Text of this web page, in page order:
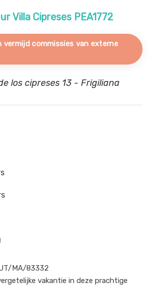
Villa Cipreses PEA1772
vermijd commissies van externe
los cipreses 13 - Frigiliana
MA/83332
vakantie in deze prachtige